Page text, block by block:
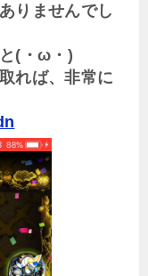
りませんでし
(・ω・)
れば、非常に